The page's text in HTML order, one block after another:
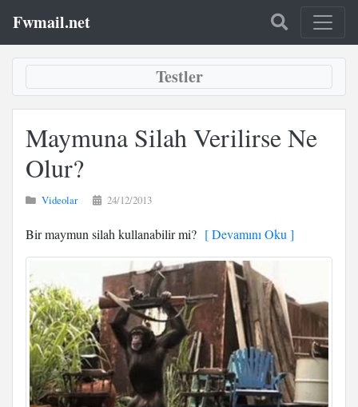
Fwmail.net
Testler
Maymuna Silah Verilirse Ne
Olur?
Videolar 24/12/2013
Bir maymun silah kullanabilir mi? [ Devamını Oku ]